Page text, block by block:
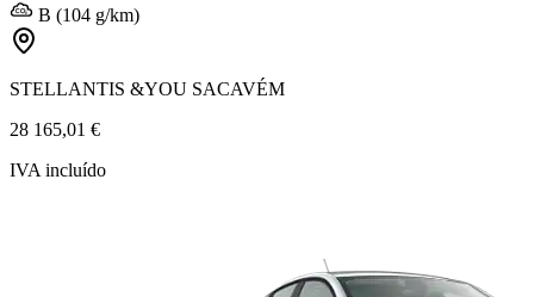
B (104 g/km)
STELLANTIS &YOU SACAVÉM
28 165,01 €
IVA incluído